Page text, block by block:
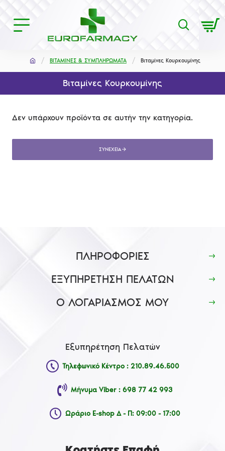
ΒΙΤΑΜΙΝΕΣ & ΣΥΜΠΛΗΡΩΜΑΤΑ Βιταμίνες Κουρκουμίνης
Βιταμίνες Κουρκουμίνης
Δεν υπάρχουν προϊόντα σε αυτήν την κατηγορία.
ΣΥΝΈΧΕΙΑ
ΠΛΗΡΟΦΟΡΙΕΣ
ΕΞΥΠΗΡΕΤΗΣΗ ΠΕΛΑΤΩΝ
Ο ΛΟΓΑΡΙΑΣΜΟΣ ΜΟΥ
Εξυπηρέτηση Πελατών
Τηλεφωνικό Κέντρο : 210.89.46.500
Μήνυμα Viber : 698 77 42 993
Ωράριο E-shop Δ - Π: 09:00 - 17:00